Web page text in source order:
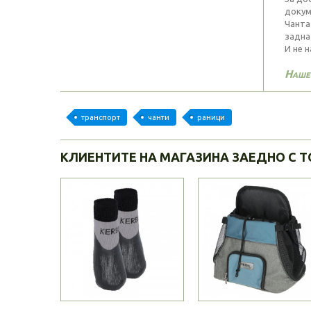
И не
транспорт чанти раници
КЛИЕНТИТЕ НА МАГАЗИНА ЗАЕДНО С